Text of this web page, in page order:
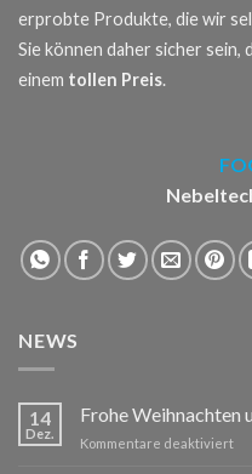
erprobte Produkte, die wir
Sie können daher sicher sein,
einem tollen Preis.
NEWS
14
Dez.
Frohe Weihnachten
Kommentare deaktiviertfür